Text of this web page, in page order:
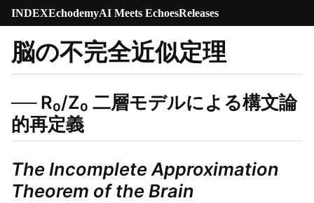
INDEXEchodemyAI Meets EchoesReleases
脳の不完全近似定理
── R₀/Z₀ 二層モデルによる構文論
的再定義
The Incomplete Approximation
Theorem of the Brain